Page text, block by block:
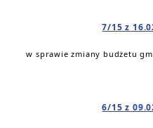
7/15 z
w sprawie zmiany budżetu
6/15 z